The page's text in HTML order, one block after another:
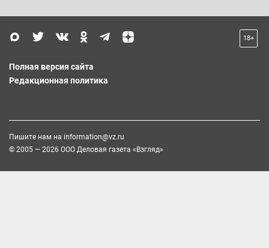
18+
Полная версия сайта
Редакционная политика
Пишите нам на information@vz.ru
© 2005 — 2026 ООО Деловая газета «Взгляд»